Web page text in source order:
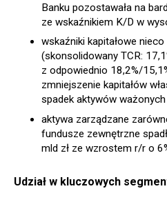
Banku pozostawała na
ze wskaźnikiem K/D w
wskaźniki kapitałowe
(skonsolidowany TCR:
z odpowiednio 18,2%/
zmniejszenie kapitałów
spadek aktywów
aktywa zarządzane
fundusze zewnętrzne
mld zł ze wzrostem r/r o
Udział w kluczowych